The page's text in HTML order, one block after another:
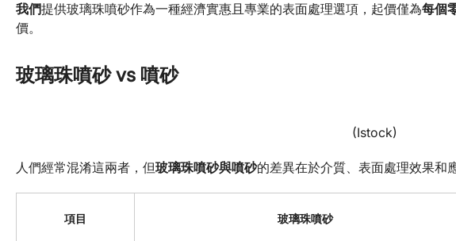
我們提供玻璃珠噴砂作為一種經濟實惠且專業的表面處理選項，起價僅為每個
價。
玻璃珠噴砂 vs 噴砂
(Istock)
人們經常混淆這兩者，但玻璃珠噴砂與噴砂的差異在於介質、表面處理效果和應
項目 玻璃珠噴砂